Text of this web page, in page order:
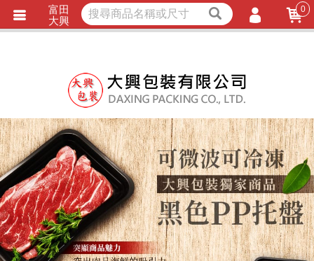
立即詢價 LINE詢問
富田
大興
0
會員註冊
忘記密碼
訂單查詢
TRACK LISTING追 / 蹤 / 清 / 單
匯款通知
獨家商品 耐熱內襯